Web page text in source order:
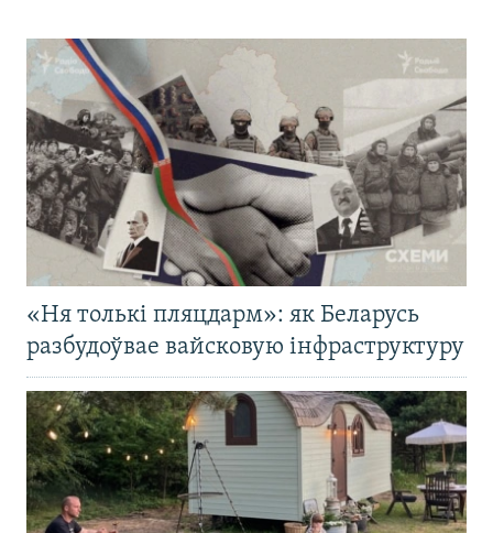
«Ня толькі пляцдарм»: як Беларусь
разбудоўвае вайсковую інфраструктуру